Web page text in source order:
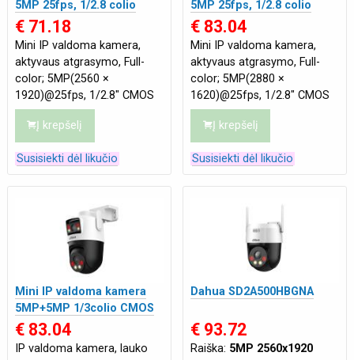
5MP 25fps, 1/2.8 colio
CMOS sensorius, WIFI
€ 71.18
Mini IP valdoma kamera,
aktyvaus atgrasymo, Full-
color; 5MP(2560 ×
1920)@25fps, 1/2.8" CMOS
sensorius, išmanus dvigubas
pašvietimas IR+šiltos
šviesos, SD iki 256 GB, 4m
Į krepšelį
Susisiekti dėl likučio
5MP 25fps, 1/2.8 colio
CMOS sensorius, 4G
€ 83.04
Mini IP valdoma kamera,
aktyvaus atgrasymo, Full-
color; 5MP(2880 ×
1620)@25fps, 1/2.8" CMOS
sensorius, IR pašvietimas iki
30m, LED šiltos šviesos iki
30m, SD iki 256 GB
Į krepšelį
Susisiekti dėl likučio
Mini IP valdoma kamera
5MP+5MP 1/3colio CMOS
sensorius, IR+LED iki 50m,
WIFI, IP66
€ 83.04
IP valdoma kamera, lauko
Dahua SD2A500HBGNA
€ 93.72
Raiška: 5MP 2560x1920